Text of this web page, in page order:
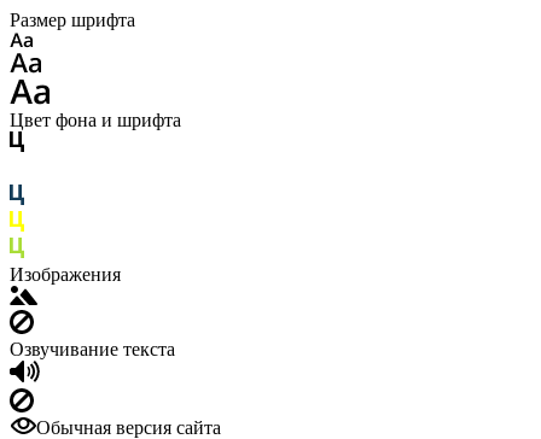
Размер шрифта
Цвет фона и шрифта
Изображения
Озвучивание текста
Обычная версия сайта